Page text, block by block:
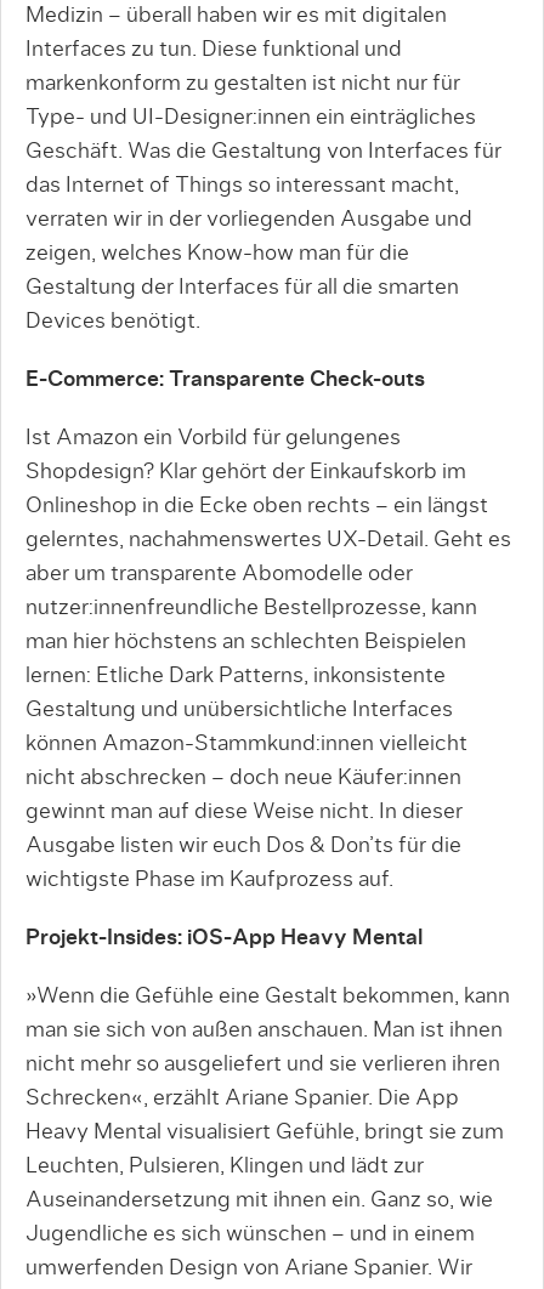
Medizin – überall haben wir es mit digitalen
Interfaces zu tun. Diese funktional und
markenkonform zu gestalten ist nicht nur für
Type- und UI-Designer:innen ein einträgliches
Geschäft. Was die Gestaltung von Interfaces für
das Internet of Things so interessant macht,
verraten wir in der vorliegenden Ausgabe und
zeigen, welches Know-how man für die
Gestaltung der Interfaces für all die smarten
Devices benötigt.
E-Commerce: Transparente Check-outs
Ist Amazon ein Vorbild für gelungenes
Shopdesign? Klar gehört der Einkaufskorb im
Onlineshop in die Ecke oben rechts – ein längst
gelerntes, nachahmenswertes UX-Detail. Geht es
aber um transparente Abomodelle oder
nutzer:innenfreundliche Bestellprozesse, kann
man hier höchstens an schlechten Beispielen
lernen: Etliche Dark Patterns, inkonsistente
Gestaltung und unübersichtliche Interfaces
können Amazon-Stammkund:innen vielleicht
nicht abschrecken – doch neue Käufer:innen
gewinnt man auf diese Weise nicht. In dieser
Ausgabe listen wir euch Dos & Don’ts für die
wichtigste Phase im Kaufprozess auf.
Projekt-Insides: iOS-App Heavy Mental
»Wenn die Gefühle eine Gestalt bekommen, kann
man sie sich von außen anschauen. Man ist ihnen
nicht mehr so ausgeliefert und sie verlieren ihren
Schrecken«, erzählt Ariane Spanier. Die App
Heavy Mental visualisiert Gefühle, bringt sie zum
Leuchten, Pulsieren, Klingen und lädt zur
Auseinandersetzung mit ihnen ein. Ganz so, wie
Jugendliche es sich wünschen – und in einem
umwerfenden Design von Ariane Spanier. Wir